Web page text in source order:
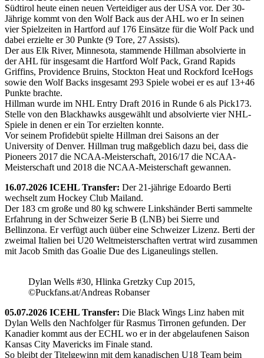
Südtirol heute einen neuen Verteidiger aus der USA vor. Der 30-
Jährige kommt von den Wolf Back aus der AHL wo er In seinen
vier Spielzeiten in Hartford auf 176 Einsätze für die Wolf Pack und
dabei erzielte er 30 Punkte (9 Tore, 27 Assists).
Der aus Elk River, Minnesota, stammende Hillman absolvierte in
der AHL für insgesamt die Hartford Wolf Pack, Grand Rapids
Griffins, Providence Bruins, Stockton Heat und Rockford IceHogs
sowie den Wolf Backs insgesamt 293 Spiele wobei er es auf 13+46
Punkte brachte.
Hillman wurde im NHL Entry Draft 2016 in Runde 6 als Pick173.
Stelle von den Blackhawks ausgewählt und absolvierte vier NHL-
Spiele in denen er ein Tor erzielten konnte.
Vor seinem Profidebüt spielte Hillman drei Saisons an der
University of Denver. Hillman trug maßgeblich dazu bei, dass die
Pioneers 2017 die NCAA-Meisterschaft, 2016/17 die NCAA-
Meisterschaft und 2018 die NCAA-Meisterschaft gewannen.
16.07.2026 ICEHL Transfer: Der 21-jährige Edoardo Berti
wechselt zum Hockey Club Mailand.
Der 183 cm große und 80 kg schwere Linkshänder Berti sammelte
Erfahrung in der Schweizer Serie B (LNB) bei Sierre und
Bellinzona. Er verfügt auch üüber eine Schweizer Lizenz. Berti der
zweimal Italien bei U20 Weltmeisterschaften vertrat wird zusammen
mit Jacob Smith das Goalie Due des Liganeulings stellen.
Dylan Wells #30, Hlinka Gretzky Cup 2015,
©Puckfans.at/Andreas Robanser
05.07.2026 ICEHL Transfer: Die Black Wings Linz haben mit
Dylan Wells den Nachfolger für Rasmus Tirronen gefunden. Der
Kanadier kommt aus der ECHL wo er in der abgelaufenen Saison
Kansas City Mavericks im Finale stand.
So bleibt der Titelgewinn mit dem kanadischen U18 Team beim